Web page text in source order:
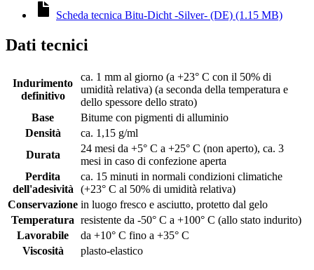
Scheda tecnica Bitu-Dicht -Silver- (DE) (1.15 MB)
Dati tecnici
Indurimento
definitivo
ca. 1 mm al giorno (a +23° C con il 50% di
umidità relativa) (a seconda della temperatura e
dello spessore dello strato)
Base
Bitume con pigmenti di alluminio
Densità
ca. 1,15 g/ml
Durata
24 mesi da +5° C a +25° C (non aperto), ca. 3
mesi in caso di confezione aperta
Perdita
dell'adesività
ca. 15 minuti in normali condizioni climatiche
(+23° C al 50% di umidità relativa)
Conservazione in luogo fresco e asciutto, protetto dal gelo
Temperatura resistente da -50° C a +100° C (allo stato indurito)
Lavorabile
da +10° C fino a +35° C
Viscosità
plasto-elastico